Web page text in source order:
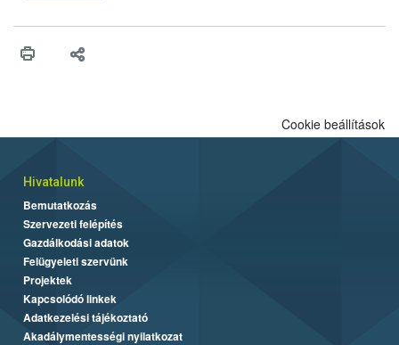
higiéniai szabályok betartása, a megfelelő hőkezelés, valamint a
biztonsági Hivatal (Nébih) Oktatási Programja összegyűjtötte a
Cookie beállítások
Hivatalunk
Bemutatkozás
Szervezeti felépítés
Gazdálkodási adatok
Felügyeleti szervünk
Projektek
Kapcsolódó linkek
Adatkezelési tájékoztató
Akadálymentességi nyilatkozat